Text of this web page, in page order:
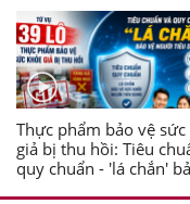
Thực phẩm bảo vệ
giả bị thu hồi: Tiêu
quy chuẩn - 'lá chắn'